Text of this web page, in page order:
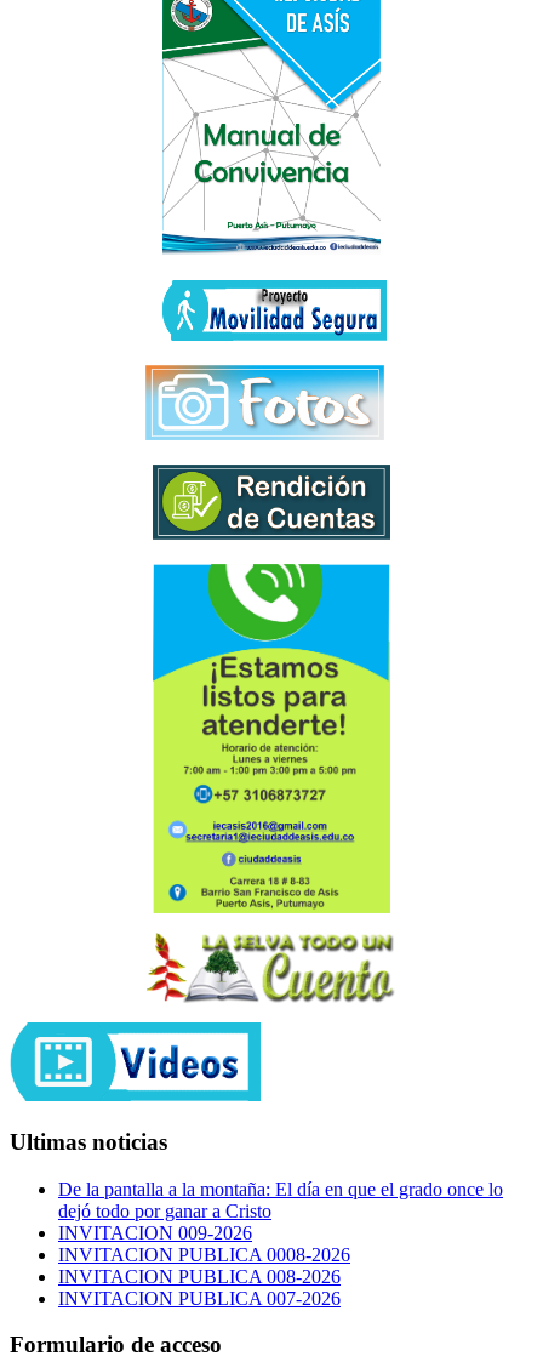
Ultimas noticias
De la pantalla a la montaña: El día en que el grado once lo
dejó todo por ganar a Cristo
INVITACION 009-2026
INVITACION PUBLICA 0008-2026
INVITACION PUBLICA 008-2026
INVITACION PUBLICA 007-2026
Formulario de acceso